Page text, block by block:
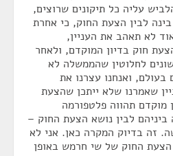
עליה כל תיקונים שרוצים,
לבין הצעת החוק, כי אחרת
לא תאהב את העניין,
חוק בדיון המוקדם, ולאחר
לחלוטין שהממשלה לא
ואנחנו עצרנו את
שאמרנו שלא ייתכן שהצעת
מוקדם תהווה פלטפורמה
לבין נושא הצעת החוק –
זה בדיוק המקרה כאן. אני לא
החוק של שי חרמש באופן